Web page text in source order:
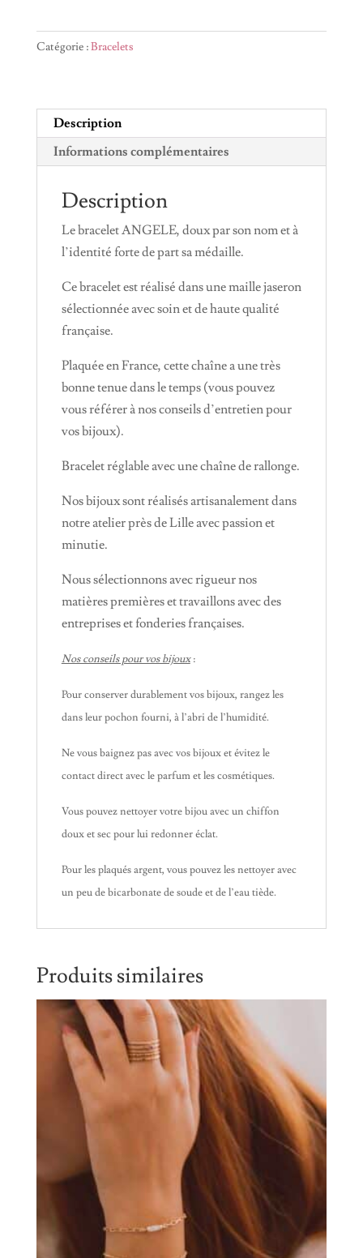
ANGELE
Catégorie :Bracelets
Description
Informations complémentaires
Description
Le bracelet ANGELE, doux par son nom et à
l’identité forte de part sa médaille.
Ce bracelet est réalisé dans une maille jaseron
sélectionnée avec soin et de haute qualité
française.
Plaquée en France, cette chaîne a une très
bonne tenue dans le temps (vous pouvez
vous référer à nos conseils d’entretien pour
vos bijoux).
Bracelet réglable avec une chaîne de rallonge.
Nos bijoux sont réalisés artisanalement dans
notre atelier près de Lille avec passion et
minutie.
Nous sélectionnons avec rigueur nos
matières premières et travaillons avec des
entreprises et fonderies françaises.
Nos conseils pour vos bijoux :
Pour conserver durablement vos bijoux, rangez les
dans leur pochon fourni, à l’abri de l’humidité.
Ne vous baignez pas avec vos bijoux et évitez le
contact direct avec le parfum et les cosmétiques.
Vous pouvez nettoyer votre bijou avec un chiffon
doux et sec pour lui redonner éclat.
Pour les plaqués argent, vous pouvez les nettoyer avec
un peu de bicarbonate de soude et de l’eau tiède.
Produits similaires